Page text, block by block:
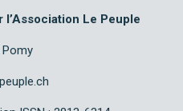
Le Peuple
Pomy